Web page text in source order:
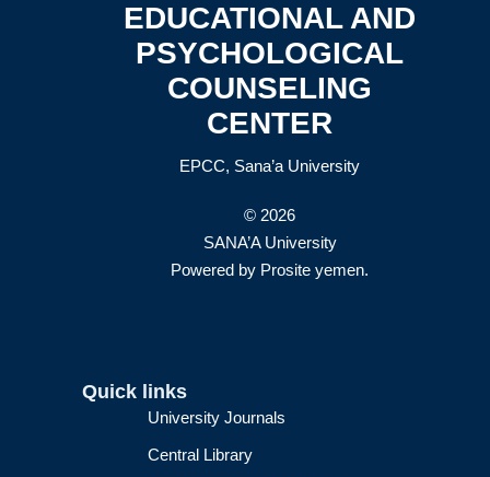
EDUCATIONAL AND
PSYCHOLOGICAL
COUNSELING
CENTER
EPCC, Sana’a University
© 2026
SANA’A University
Powered by Prosite yemen.
Quick links
University Journals
Central Library